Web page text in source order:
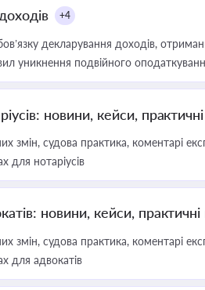
+4
декларування доходів,
уникнення подвійного
новини, кейси,
змін, судова практика, коментарі
для нотаріусів
новини, кейси,
змін, судова практика, коментарі
для адвокатів